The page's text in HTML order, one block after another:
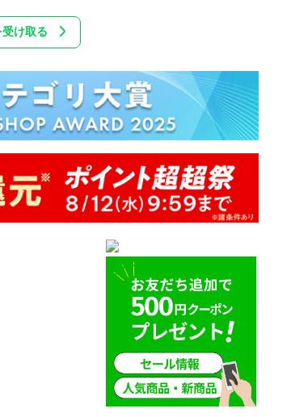
け取る